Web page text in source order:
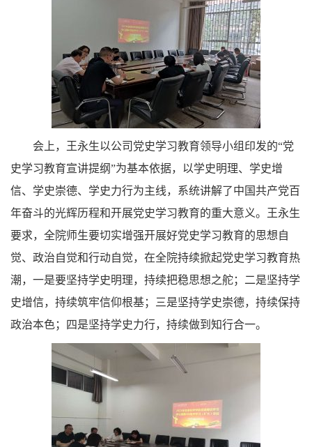
会上，王永生以公司党史学习教育领导小组印发的“党
史学习教育宣讲提纲”为基本依据，以学史明理、学史增
信、学史崇德、学史力行为主线，系统讲解了中国共产党百
年奋斗的光辉历程和开展党史学习教育的重大意义。王永生
要求，全院师生要切实增强开展好党史学习教育的思想自
觉、政治自觉和行动自觉，在全院持续掀起党史学习教育热
潮，一是要坚持学史明理，持续把稳思想之舵；二是坚持学
史增信，持续筑牢信仰根基；三是坚持学史崇德，持续保持
政治本色；四是坚持学史力行，持续做到知行合一。